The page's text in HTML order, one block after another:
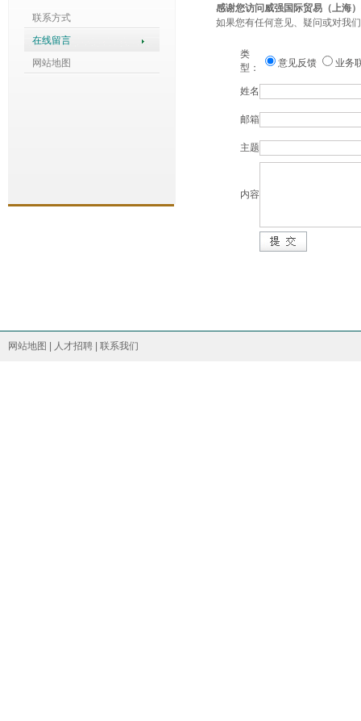
联系方式
在线留言
网站地图
感谢您访问威强国际贸易（上海
如果您有任何意见、疑问或对我
类
型：
意见反馈 业务
姓名
邮箱
主题
内容
网站地图 人才招聘| 联系我们